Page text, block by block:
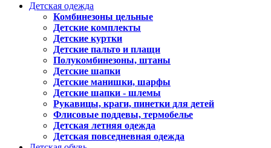
Детская одежда
Комбинезоны цельные
Детские комплекты
Детские куртки
Детские пальто и плащи
Полукомбинезоны, штаны
Детские шапки
Детские манишки, шарфы
Детские шапки - шлемы
Рукавицы, краги, пинетки для детей
Флисовые поддевы, термобелье
Детская летняя одежда
Детская повседневная одежда